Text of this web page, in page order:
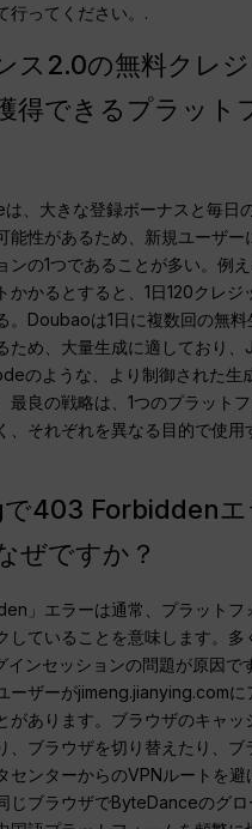
行ってください。.
ス2.0の無料クレ
得できるプラット
、大きな登録ボーナスと毎日
能性があるため、新規ユーザー
ンの1つであることが多い。例
かかるとすると、1日120クレジ
。Doubaoは1日に複数回の無料
ため、大量生成に適しており、
のような、より制御された生
最良の戦略は、1つのプラット
、それぞれを異なる目的で使用
403 Forbiddenエ
ぜですか？
」エラーは通常、プラットフ
していることを意味します。多
インセッションの問題が原因で
ーザーがjimeng.jianying.comに
があります。ブラウザのキャッ
、ブラウザを切り替えたり、ブ
センターからのVPNルートを避
じブラウザでByteDanceのグロ